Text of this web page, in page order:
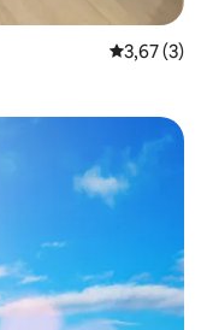
Průměrné
3,67 (3)